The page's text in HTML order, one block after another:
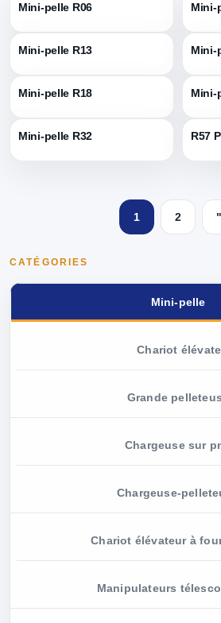
CATÉGORIES
Mini-pelle
Chariot
Grande
Chargeuse sur
Chargeuse-
Chariot élévateur à
Manipulateurs
Mini-pelle R06 Mini-
Mini-pelle R13 Mini-
Mini-pelle R18 Mini-
Mini-pelle R32 R57
1 2 "